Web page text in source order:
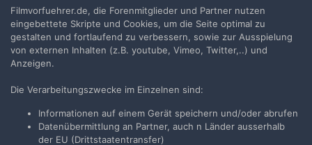
Jetzt anmelden
Teilen Folgen
Filmvorfuehrer.de, die Forenmitglieder und Partner nutzen
eingebettete Skripte und Cookies, um die Seite optimal zu
gestalten und fortlaufend zu verbessern, sowie zur Ausspielung
von externen Inhalten (z.B. youtube, Vimeo, Twitter,..) und
Anzeigen.
Die Verarbeitungszwecke im Einzelnen sind:
Informationen auf einem Gerät speichern und/oder abrufen
Datenübermittlung an Partner, auch n Länder ausserhalb
der EU (Drittstaatentransfer)